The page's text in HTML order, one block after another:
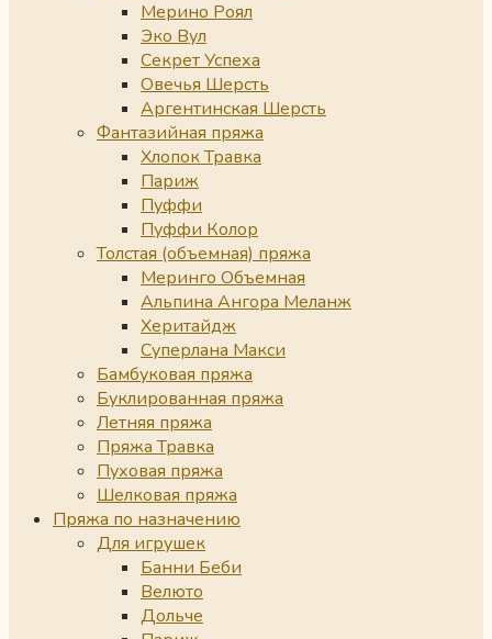
Мерино Роял
Эко Вул
Секрет Успеха
Овечья Шерсть
Аргентинская Шерсть
Фантазийная пряжа
Хлопок Травка
Париж
Пуффи
Пуффи Колор
Толстая (объемная) пряжа
Меринго Объемная
Альпина Ангора Меланж
Херитайдж
Суперлана Макси
Бамбуковая пряжа
Буклированная пряжа
Летняя пряжа
Пряжа Травка
Пуховая пряжа
Шелковая пряжа
Пряжа по назначению
Для игрушек
Банни Беби
Велюто
Дольче